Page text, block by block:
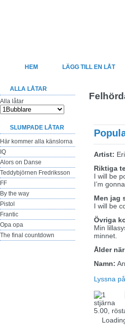
HEM LÄGG TILL EN LÅT
ALLA LÅTAR
Alla låtar
SLUMPADE LÅTAR
Här kommer alla känslorna
IQ
Alors on Danse
Teddybjörnen Fredriksson
FF
By the way
Pistol
Frantic
Opa opa
The final countdown
Artist:
Riktiga
I will be
I’m
Men jag
I will be
Övriga
Min
minnet.
Ålder
Namn:
Lyssna
5.00,